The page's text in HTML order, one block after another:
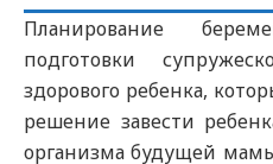
Планирование
подготовки
здорового ребенка,
решение завести
организма будущей